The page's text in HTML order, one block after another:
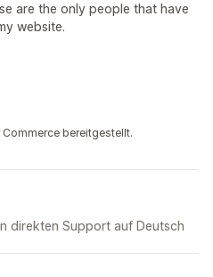
are the only people that have
website.
bereitgestellt.
direkten Support auf Deutsch